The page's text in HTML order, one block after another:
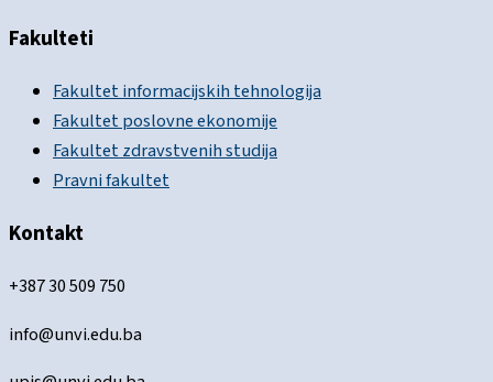
Fakulteti
Fakultet informacijskih tehnologija
Fakultet poslovne ekonomije
Fakultet zdravstvenih studija
Pravni fakultet
Kontakt
+387 30 509 750
info@unvi.edu.ba